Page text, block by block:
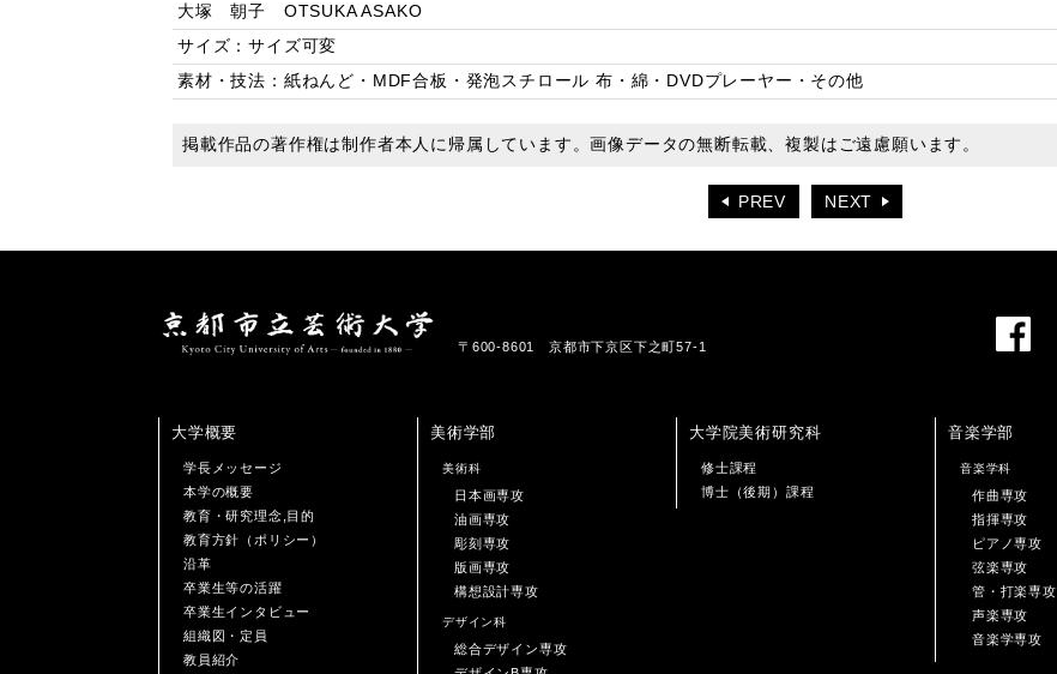
大塚 朝子 OTSUKA ASAKO
サイズ：サイズ可変
素材・技法：紙ねんど・MDF合板・発泡スチロール 布・綿・DVDプレーヤー・その他
掲載作品の著作権は制作者本人に帰属しています。画像データの無断転載、複製はご遠慮願います。
PREV NEXT
〒600-8601 京都市下京区下之町57-1
大学概要
学長メッセージ
本学の概要
教育・研究理念,目的
教育方針（ポリシー）
沿革
卒業生等の活躍
卒業生インタビュー
組織図・定員
教員紹介
美術学部
美術科
日本画専攻
油画専攻
彫刻専攻
版画専攻
構想設計専攻
デザイン科
総合デザイン専攻
大学院美術研究科
修士課程
博士（後期）課程
音楽学部
音楽学科
作曲専攻
指揮専攻
ピアノ専攻
弦楽専攻
管・打楽専攻
声楽専攻
音楽学専攻